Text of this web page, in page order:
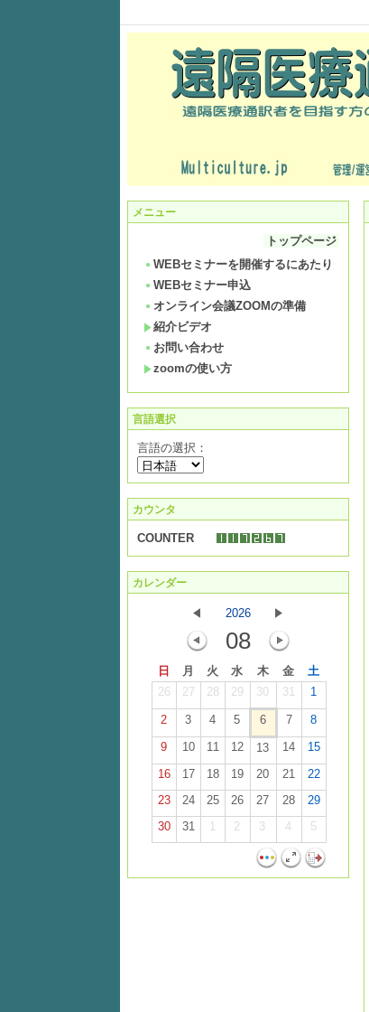
メニュー
トップページ
WEBセミナーを開催するにあたり
WEBセミナー申込
オンライン会議ZOOMの準備
紹介ビデオ
お問い合わせ
zoomの使い方
言語選択
言語の選択：
カウンタ
COUNTER
カレンダー
2026
08
日 月 火 水 木 金
土
26
27 28 29 30 31 1
2 3 4 5 6 7
8
9
10 11 12 13 14
15
16
17 18 19 20 21
22
23
24 25 26 27 28
29
30
31 1 2 3 4 5